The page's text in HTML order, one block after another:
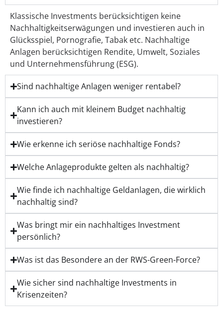
Klassische Investments berücksichtigen keine
Nachhaltigkeitserwägungen und investieren auch in
Glücksspiel, Pornografie, Tabak etc. Nachhaltige
Anlagen berücksichtigen Rendite, Umwelt, Soziales
und Unternehmensführung (ESG).
Sind nachhaltige Anlagen weniger rentabel?
Kann ich auch mit kleinem Budget nachhaltig
investieren?
Wie erkenne ich seriöse nachhaltige Fonds?
Welche Anlageprodukte gelten als nachhaltig?
Wie finde ich nachhaltige Geldanlagen, die wirklich
nachhaltig sind?
Was bringt mir ein nachhaltiges Investment
persönlich?
Was ist das Besondere an der RWS-Green-Force?
Wie sicher sind nachhaltige Investments in
Krisenzeiten?